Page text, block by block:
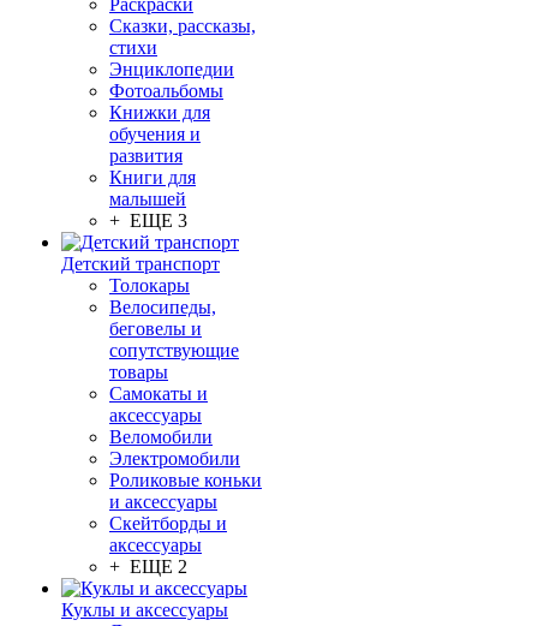
Раскраски
Сказки, рассказы,
стихи
Энциклопедии
Фотоальбомы
Книжки для
обучения и
развития
Книги для
малышей
+ ЕЩЕ 3
Детский транспорт
Толокары
Велосипеды,
беговелы и
сопутствующие
товары
Самокаты и
аксессуары
Веломобили
Электромобили
Роликовые коньки
и аксессуары
Скейтборды и
аксессуары
+ ЕЩЕ 2
Куклы и аксессуары